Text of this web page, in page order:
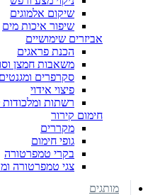
שיקום אלמוגים
שיפור איכות מים
אביזרים שימושיים
הכנת פראגים
משאבות חמצן
סקרפרים ומגנטים
פיצוי אידוי
רשתות ומלכודות
חימום קירור
מקררים
גופי חימום
בקרי טמפרטורה
צגי טמפרטורה
מותגים